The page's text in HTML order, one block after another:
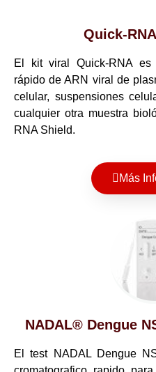
Quick-
El kit viral Quick-RNA es
rápido de ARN viral de
celular, suspensiones
cualquier otra muestra
RNA Shield.
Más
NADAL® Dengue
El test NADAL Dengue